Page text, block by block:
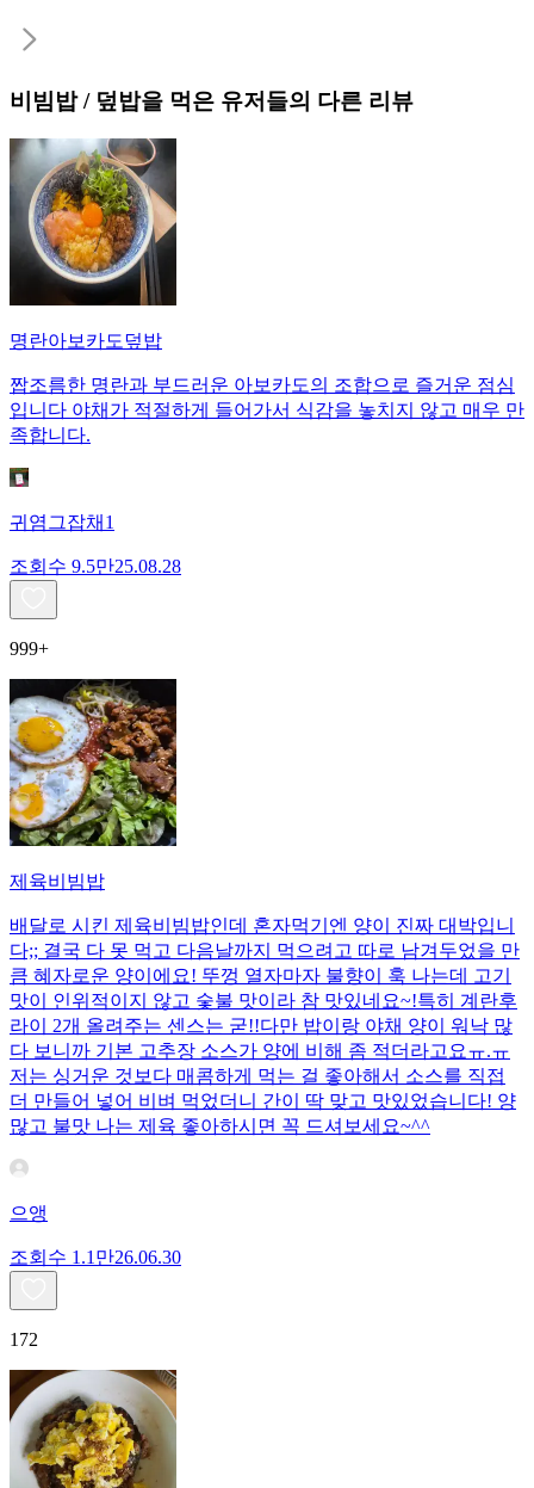
비빔밥 / 덮밥을 먹은 유저들의 다른 리뷰
명란아보카도덮밥
짭조름한 명란과 부드러운 아보카도의 조합으로 즐거운 점심
입니다 야채가 적절하게 들어가서 식감을 놓치지 않고 매우 만
족합니다.
귀염그잡채1
조회수 9.5만25.08.28
999+
제육비빔밥
배달로 시킨 제육비빔밥인데 혼자먹기엔 양이 진짜 대박입니
다;; 결국 다 못 먹고 다음날까지 먹으려고 따로 남겨두었을 만
큼 혜자로운 양이에요! 뚜껑 열자마자 불향이 훅 나는데 고기
맛이 인위적이지 않고 숯불 맛이라 참 맛있네요~!특히 계란후
라이 2개 올려주는 센스는 굳!! ​다만 밥이랑 야채 양이 워낙 많
다 보니까 기본 고추장 소스가 양에 비해 좀 적더라고요ㅠ.ㅠ
저는 싱거운 것보다 매콤하게 먹는 걸 좋아해서 소스를 직접
더 만들어 넣어 비벼 먹었더니 간이 딱 맞고 맛있었습니다! 양
많고 불맛 나는 제육 좋아하시면 꼭 드셔보세요~^^
으앵
조회수 1.1만26.06.30
172